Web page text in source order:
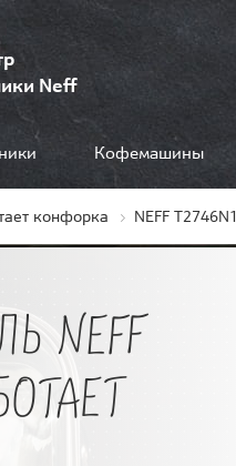
Neff
Кофемашины
конфорка NEFF T2746N1
NEFF